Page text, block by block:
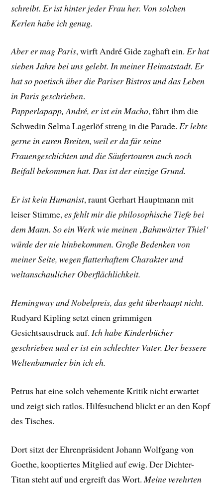
schreibt. Er ist hinter jeder Frau her. Von solchen
Kerlen habe ich genug.
Aber er mag Paris, wirft André Gide zaghaft ein.Er hat
sieben Jahre bei uns gelebt. In meiner Heimatstadt. Er
hat so poetisch über die Pariser Bistros und das Leben
in Paris geschrieben.
Papperlapapp, André, er ist ein Macho, fährt ihm die
SchwedinSelma Lagerlöf strengin die Parade.Er lebte
gerne in euren Breiten, weil er da für seine
Frauengeschichten und die Säufertouren auch noch
Beifall bekommen hat. Das ist der einzige Grund.
Er ist kein Humanist, rauntGerhart Hauptmannmit
leiser Stimme,es fehlt mir die philosophische Tiefe bei
dem Mann. So ein Werk wie meinen ‚Bahnwärter Thiel‘
würde der nie hinbekommen. Große Bedenken von
meiner Seite, wegen flatterhaftem Charakter und
weltanschaulicher Oberflächlichkeit.
Hemingway und Nobelpreis, das geht überhaupt nicht.
Rudyard Kipling setzt einen grimmigen
Gesichtsausdruck auf.Ich habe Kinderbücher
geschrieben und er ist ein schlechter Vater. Der bessere
Weltenbummler bin ich eh.
Petrus hat eine solch vehemente Kritik nicht erwartet
und zeigt sich ratlos. Hilfesuchend blickt er an den Kopf
des Tisches.
Dort sitzt der Ehrenpräsident Johann Wolfgang von
Goethe, kooptiertes Mitglied auf ewig. Der Dichter-
Titan steht auf und ergreift das Wort. Meine verehrten